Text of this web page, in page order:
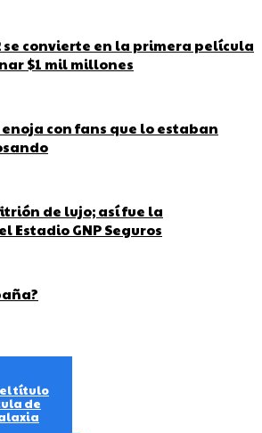
convierte en la primera película
$1 mil millones
con fans que lo estaban
de lujo; así fue la
Estadio GNP Seguros
el título
de